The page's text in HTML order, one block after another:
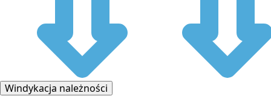
Windykacja należności